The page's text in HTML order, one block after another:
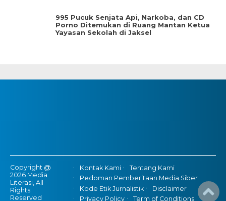
995 Pucuk Senjata Api, Narkoba, dan CD
Porno Ditemukan di Ruang Mantan Ketua
Yayasan Sekolah di Jaksel
Copyright @
2026 Media
Literasi, All
Rights
Reserved
Kontak Kami
Tentang Kami
Pedoman Pemberitaan Media Siber
Kode Etik Jurnalistik
Disclaimer
Privacy Policy
Term of Conditions